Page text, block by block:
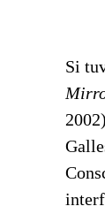
Si